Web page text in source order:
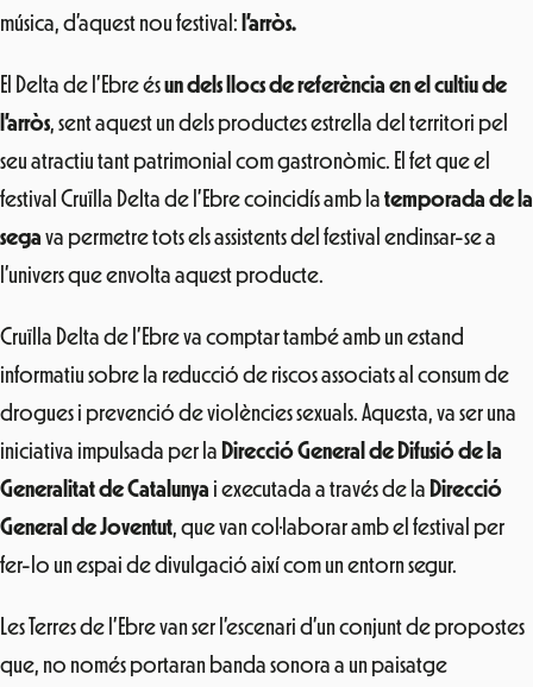
música, d’aquest nou festival: l’arròs.
El Delta de l’Ebre ésun dels llocs de referència en el cultiu de
l’arròs, sent aquest un dels productes estrella del territori pel
seu atractiu tant patrimonial com gastronòmic. El fet que el
festival Cruïlla Delta de l’Ebre coincidís amb la temporada de la
sega va permetre tots els assistents del festival endinsar-se a
l’univers que envolta aquest producte.
Cruïlla Delta de l’Ebre va comptar també amb un estand
informatiu sobre la reducció de riscos associats al consum de
drogues i prevenció de violències sexuals. Aquesta, va ser una
iniciativa impulsada per la Direcció General de Difusió de la
Generalitat de Catalunya i executada a través de la Direcció
General de Joventut, que van col·laborar amb el festival per
fer-lo un espai de divulgació així com un entorn segur.
Les Terres de l’Ebre van ser l’escenari d’un conjunt de propostes
que, no només portaran banda sonora a un paisatge